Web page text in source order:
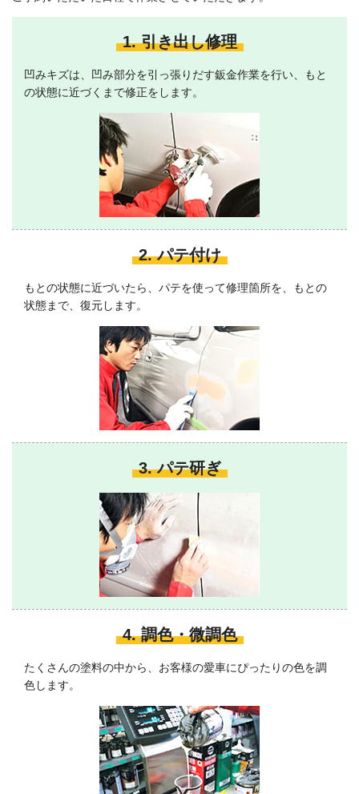
1. 引き出し修理
凹みキズは、凹み部分を引っ張りだす鈑金作業を行い、もと
の状態に近づくまで修正をします。
2. パテ付け
もとの状態に近づいたら、パテを使って修理箇所を、もとの
状態まで、復元します。
3. パテ研ぎ
4. 調色・微調色
たくさんの塗料の中から、お客様の愛車にぴったりの色を調
色します。